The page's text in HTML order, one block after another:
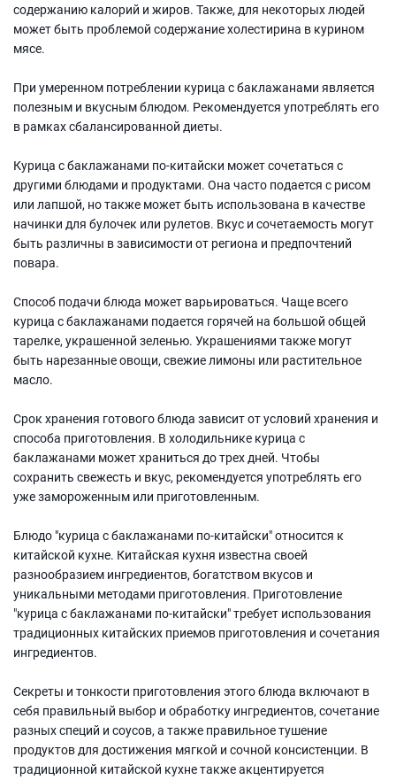
содержанию калорий и жиров. Также, для некоторых людей
может быть проблемой содержание холестирина в курином
мясе.
При умеренном потреблении курица с баклажанами является
полезным и вкусным блюдом. Рекомендуется употреблять его
в рамках сбалансированной диеты.
Курица с баклажанами по-китайски может сочетаться с
другими блюдами и продуктами. Она часто подается с рисом
или лапшой, но также может быть использована в качестве
начинки для булочек или рулетов. Вкус и сочетаемость могут
быть различны в зависимости от региона и предпочтений
повара.
Способ подачи блюда может варьироваться. Чаще всего
курица с баклажанами подается горячей на большой общей
тарелке, украшенной зеленью. Украшениями также могут
быть нарезанные овощи, свежие лимоны или растительное
масло.
Срок хранения готового блюда зависит от условий хранения и
способа приготовления. В холодильнике курица с
баклажанами может храниться до трех дней. Чтобы
сохранить свежесть и вкус, рекомендуется употреблять его
уже замороженным или приготовленным.
Блюдо "курица с баклажанами по-китайски" относится к
китайской кухне. Китайская кухня известна своей
разнообразием ингредиентов, богатством вкусов и
уникальными методами приготовления. Приготовление
"курица с баклажанами по-китайски" требует использования
традиционных китайских приемов приготовления и сочетания
ингредиентов.
Секреты и тонкости приготовления этого блюда включают в
себя правильный выбор и обработку ингредиентов, сочетание
разных специй и соусов, а также правильное тушение
продуктов для достижения мягкой и сочной консистенции. В
традиционной китайской кухне также акцентируется